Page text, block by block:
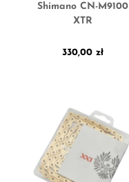
Shimano CN-M9100
XTR
330,00 zł